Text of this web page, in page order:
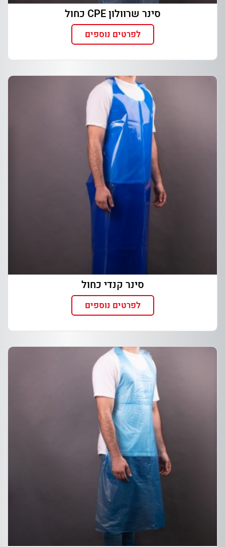
סינר שרוולון CPE כחול
לפרטים נוספים
סינר קנדי כחול
לפרטים נוספים